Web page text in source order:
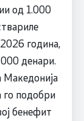
од 1.000
година,
денари.
Македонија
го подобри
бенефит